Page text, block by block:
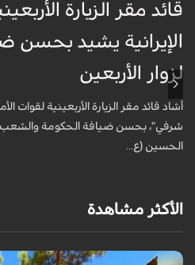
قائد مقر الزيارة
الإيرانية يشيد بحسن
لزوار الأربعين
أشاد قائد مقر الزيارة الأربعينية لقوات
شرفي"، بحسن ضيافة الحكومة والشعب في
الحسين (ع...
الأكثر مشاهدة